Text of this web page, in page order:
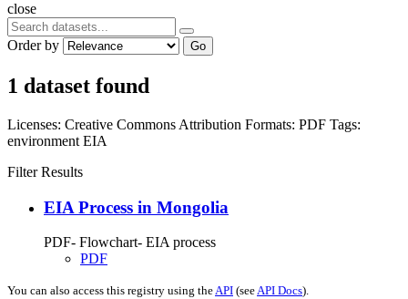
close
Order by Go
1 dataset found
Licenses: Creative Commons Attribution Formats: PDF Tags:
environment EIA
Filter Results
EIA Process in Mongolia
PDF- Flowchart- EIA process
PDF
You can also access this registry using theAPI (seeAPI Docs).